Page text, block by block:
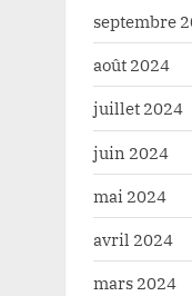
septembre
août 2024
juillet 2024
juin 2024
mai 2024
avril 2024
mars 2024